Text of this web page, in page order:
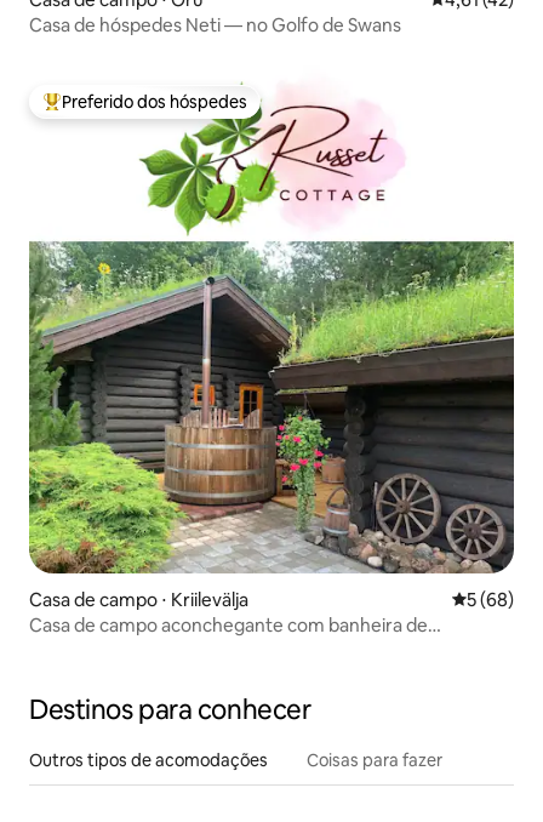
Casa de hóspedes Neti — no Golfo de Swans
Entre os melhores preferidos dos hóspedes
Preferido dos hóspedes
Casa de campo ⋅ Kriilevälja 5 de uma
5 (68)
Casa de campo aconchegante com banheira de
Destinos para conhecer
Outros tipos de acomodações Coisas para fazer